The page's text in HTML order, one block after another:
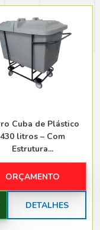
Cuba de Plástico
430 litros – Com
Estrutura...
ORÇAMENTO
DETALHES